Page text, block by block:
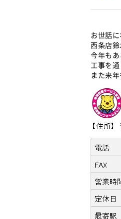
お世話に
西条店鈴
今年も
工事を
また来